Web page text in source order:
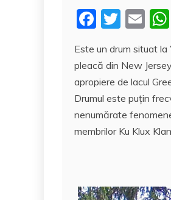
F
c
e
b
o
o
T
itt
er
E
ai
l
Este un drum situat
pleacă din New
apropiere de lacul
Drumul este puţin
nenumărate
membrilor Ku Klux